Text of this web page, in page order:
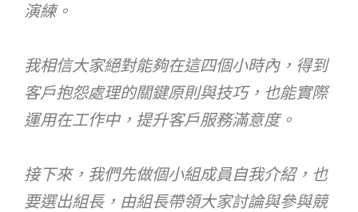
演練。
我相信大家絕對能夠在這四個小時內，得到
客戶抱怨處理的關鍵原則與技巧，也能實際
運用在工作中，提升客戶服務滿意度。
接下來，我們先做個小組成員自我介紹，也
要選出組長，由組長帶領大家討論與參與競